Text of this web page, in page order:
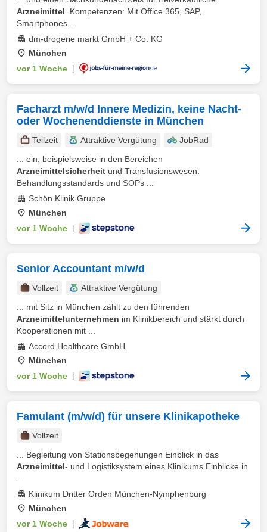
Arzneimittel . Kompetenzen: Mit Office 365, SAP,
Smartphones ...
dm-drogerie markt GmbH + Co. KG
München
vor 1 Woche
Facharzt m/w/d Innere Medizin, keine Nacht-
oder Wochenenddienste in München
Teilzeit Attraktive Vergütung
JobRad
... ein, beispielsweise in den Bereichen
Arzneimittelsicherheit und Transfusionswesen.
Behandlungsstandards und SOPs ...
Schön Klinik Gruppe
München
vor 1 Woche
Senior Accountant m/w/d
Vollzeit
Attraktive Vergütung
... mit Sitz in München zählt zu den führenden
Arzneimittelunternehmen im Klinikbereich und stärkt durch
Kooperationen mit ...
Accord Healthcare GmbH
München
vor 1 Woche
Famulant (m/w/d) für unsere Klinikapotheke
Vollzeit
... Begleitung von Stationsbegehungen Einblick in das
Arzneimittel- und Logistiksystem eines Klinikums Einblicke in
Klinikum Dritter Orden München-Nymphenburg
München
vor 1 Woche